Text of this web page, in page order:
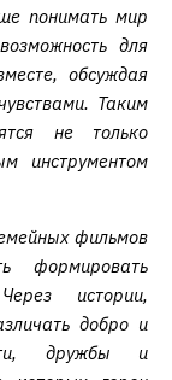
понимать мир
для
обсуждая
Таким
не только
инструментом
фильмов
формировать
истории,
добро и
дружбы и